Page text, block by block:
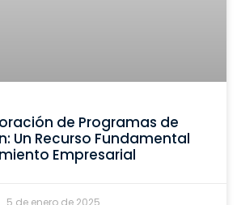
de Programas de
Un Recurso Fundamental
Empresarial